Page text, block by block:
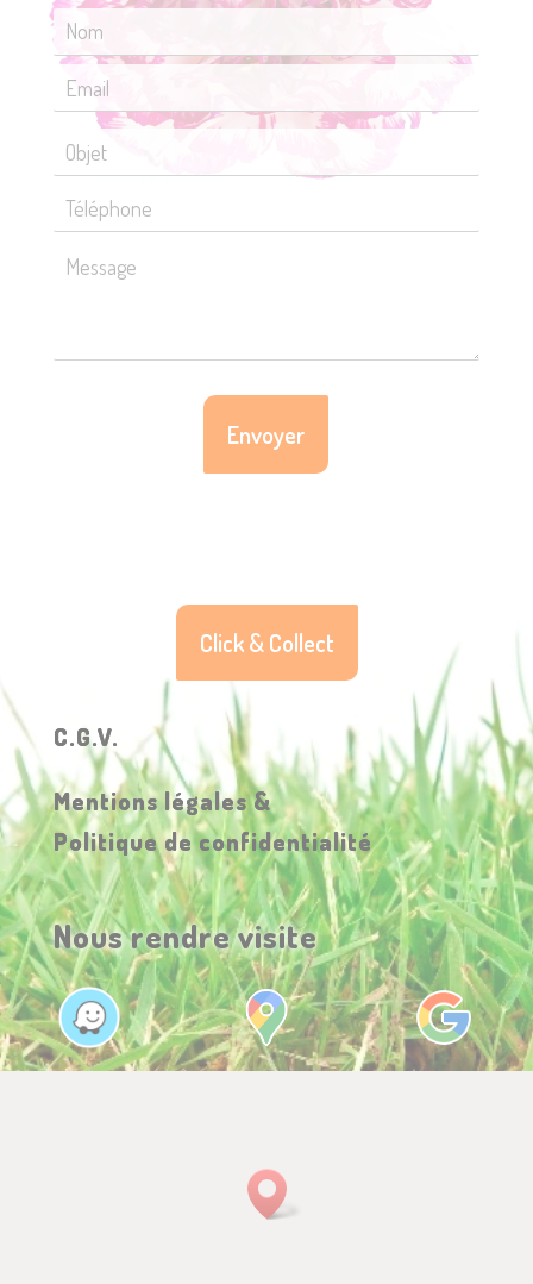
Click & Collect
C.G.V.
Mentions légales &
Politique de confidentialité
Nous rendre visite